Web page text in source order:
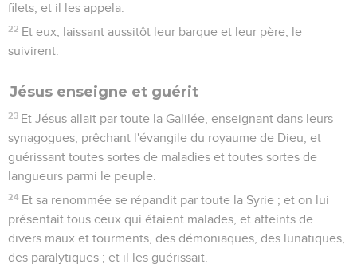
filets, et il les appela.
22 Et eux, laissant aussitôt leur barque et leur père, le
suivirent.
Jésus enseigne et guérit
23 Et Jésus allait par toute la Galilée, enseignant dans leurs
synagogues, prêchant l'évangile du royaume de Dieu, et
guérissant toutes sortes de maladies et toutes sortes de
langueurs parmi le peuple.
24 Et sa renommée se répandit par toute la Syrie ; et on lui
présentait tous ceux qui étaient malades, et atteints de
divers maux et tourments, des démoniaques, des lunatiques,
des paralytiques ; et il les guérissait.